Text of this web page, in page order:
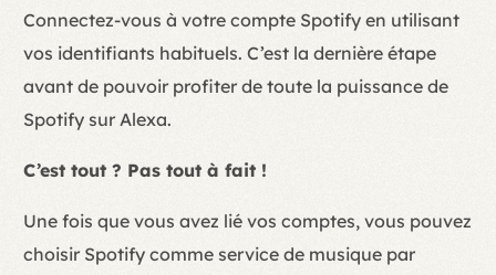
Connectez-vous à votre compte Spotify en utilisant
vos identifiants habituels. C’est la dernière étape
avant de pouvoir profiter de toute la puissance de
Spotify sur Alexa.
C’est tout ? Pas tout à fait !
Une fois que vous avez lié vos comptes, vous pouvez
choisir Spotify comme service de musique par